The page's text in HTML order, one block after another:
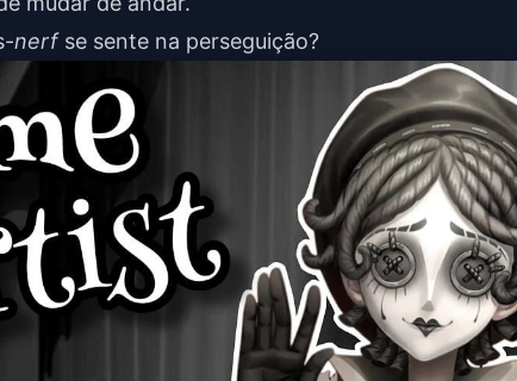
nerfse sente na perseguição?